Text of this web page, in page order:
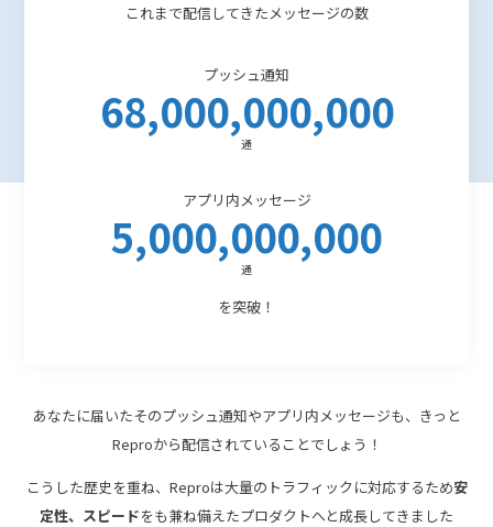
これまで配信してきたメッセージの数
プッシュ通知
68,000,000,000
通
アプリ内メッセージ
5,000,000,000
通
を突破！
あなたに届いたそのプッシュ通知やアプリ内メッセージも、 きっと
Reproから配信されていることでしょう！
こうした歴史を重ね、 Reproは大量のトラフィックに対応するため安
定性、スピードをも兼ね備えたプロダクトへと成長してきました